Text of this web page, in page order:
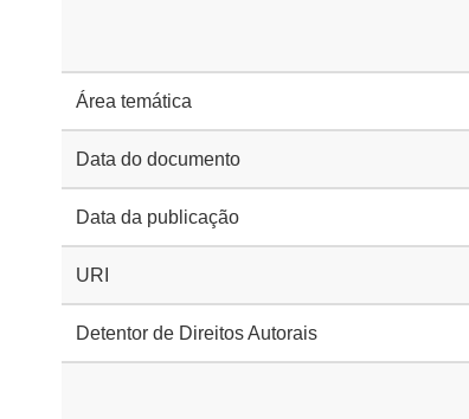
Área temática
Data do documento
Data da publicação
URI
Detentor de Direitos Autorais